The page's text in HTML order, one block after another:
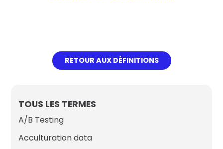
RETOUR AUX DÉFINITIONS
TOUS LES TERMES
A/B Testing
Acculturation data